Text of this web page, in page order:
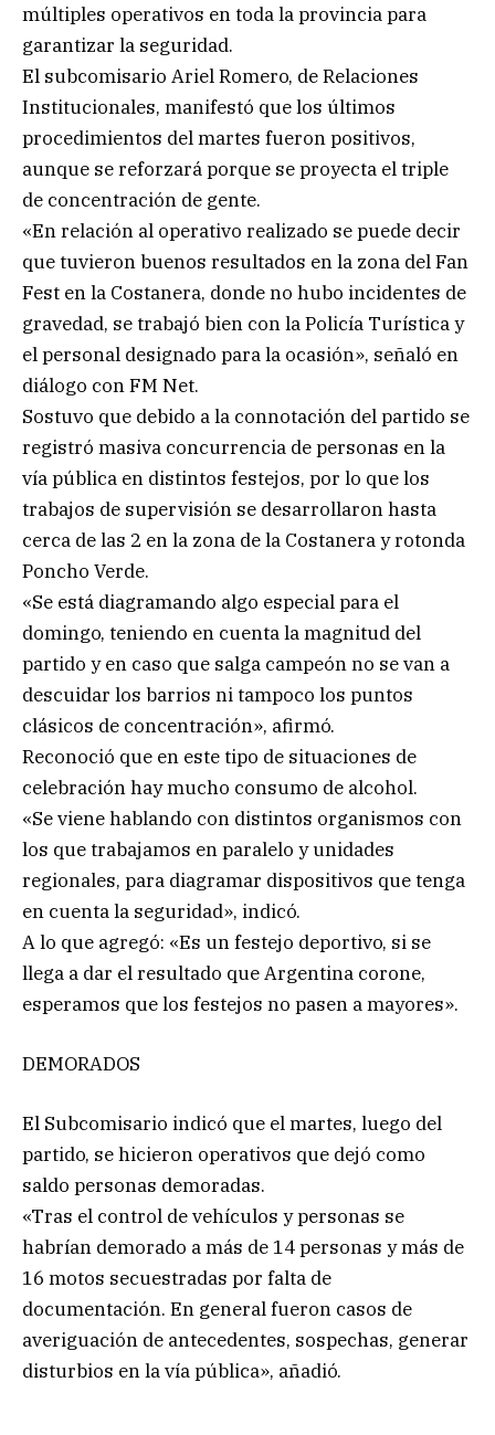
múltiples operativos en toda la provincia para
garantizar la seguridad.
El subcomisario Ariel Romero, de Relaciones
Institucionales, manifestó que los últimos
procedimientos del martes fueron positivos,
aunque se reforzará porque se proyecta el triple
de concentración de gente.
«En relación al operativo realizado se puede decir
que tuvieron buenos resultados en la zona del Fan
Fest en la Costanera, donde no hubo incidentes de
gravedad, se trabajó bien con la Policía Turística y
el personal designado para la ocasión», señaló en
diálogo con FM Net.
Sostuvo que debido a la connotación del partido se
registró masiva concurrencia de personas en la
vía pública en distintos festejos, por lo que los
trabajos de supervisión se desarrollaron hasta
cerca de las 2 en la zona de la Costanera y rotonda
Poncho Verde.
«Se está diagramando algo especial para el
domingo, teniendo en cuenta la magnitud del
partido y en caso que salga campeón no se van a
descuidar los barrios ni tampoco los puntos
clásicos de concentración», afirmó.
Reconoció que en este tipo de situaciones de
celebración hay mucho consumo de alcohol.
«Se viene hablando con distintos organismos con
los que trabajamos en paralelo y unidades
regionales, para diagramar dispositivos que tenga
en cuenta la seguridad», indicó.
A lo que agregó: «Es un festejo deportivo, si se
llega a dar el resultado que Argentina corone,
esperamos que los festejos no pasen a mayores».
DEMORADOS
El Subcomisario indicó que el martes, luego del
partido, se hicieron operativos que dejó como
saldo personas demoradas.
«Tras el control de vehículos y personas se
habrían demorado a más de 14 personas y más de
16 motos secuestradas por falta de
documentación. En general fueron casos de
averiguación de antecedentes, sospechas, generar
disturbios en la vía pública», añadió.